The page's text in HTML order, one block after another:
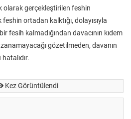
olarak gerçekleştirilen feshin
ortadan kalktığı, dolayısıyla
fesih kalmadığından davacının kıdem
gözetilmeden, davanın
Kez Görüntülendi